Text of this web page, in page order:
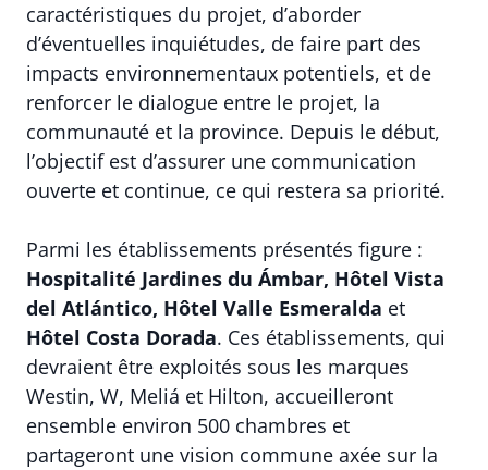
caractéristiques du projet, d’aborder
d’éventuelles inquiétudes, de faire part des
impacts environnementaux potentiels, et de
renforcer le dialogue entre le projet, la
communauté et la province. Depuis le début,
l’objectif est d’assurer une communication
ouverte et continue, ce qui restera sa priorité.
Parmi les établissements présentés figure :
Hospitalité Jardines du Ámbar, Hôtel Vista
del Atlántico, Hôtel Valle Esmeralda et
Hôtel Costa Dorada. Ces établissements, qui
devraient être exploités sous les marques
Westin, W, Meliá et Hilton, accueilleront
ensemble environ 500 chambres et
partageront une vision commune axée sur la